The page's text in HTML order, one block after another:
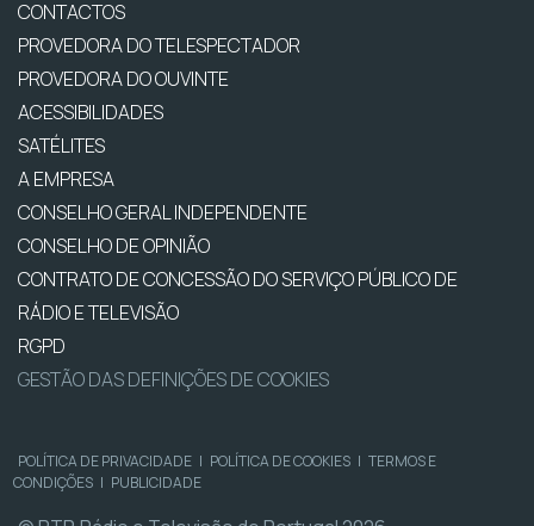
CONTACTOS
PROVEDORA DO TELESPECTADOR
PROVEDORA DO OUVINTE
ACESSIBILIDADES
SATÉLITES
A EMPRESA
CONSELHO GERAL INDEPENDENTE
CONSELHO DE OPINIÃO
CONTRATO DE CONCESSÃO DO SERVIÇO PÚBLICO DE
RÁDIO E TELEVISÃO
RGPD
GESTÃO DAS DEFINIÇÕES DE COOKIES
POLÍTICA DE PRIVACIDADE | POLÍTICA DE COOKIES | TERMOS E
CONDIÇÕES | PUBLICIDADE